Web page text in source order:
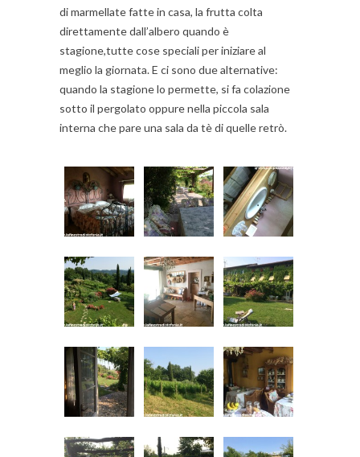
di marmellate fatte in casa, la frutta colta
direttamente dall’albero quando è
stagione,tutte cose speciali per iniziare al
meglio la giornata. E ci sono due alternative:
quando la stagione lo permette, si fa colazione
sotto il pergolato oppure nella piccola sala
interna che pare una sala da tè di quelle retrò.